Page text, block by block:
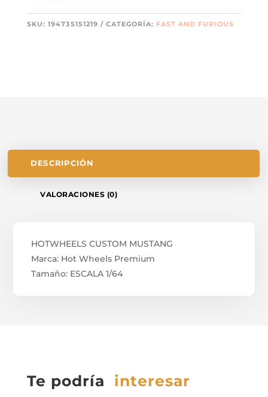
SKU: 194735151219 CATEGORÍA: FAST AND FURIOUS
DESCRIPCIÓN
VALORACIONES (0)
HOTWHEELS CUSTOM MUSTANG
Marca: Hot Wheels Premium
Tamaño: ESCALA 1/64
Te podría interesar